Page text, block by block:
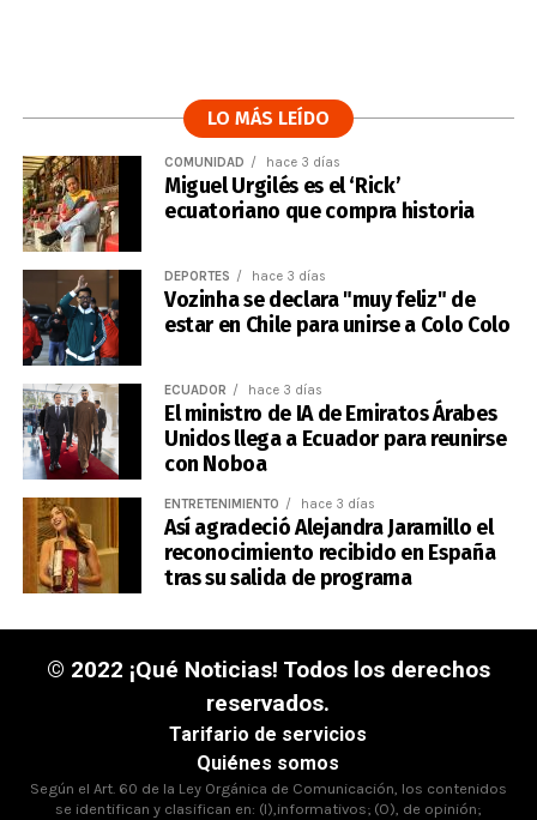
LO MÁS LEÍDO
COMUNIDAD hace 3 días
Miguel Urgilés es el ‘Rick’
ecuatoriano que compra historia
DEPORTES hace 3 días
Vozinha se declara "muy feliz" de
estar en Chile para unirse a Colo Colo
ECUADOR hace 3 días
El ministro de IA de Emiratos Árabes
Unidos llega a Ecuador para reunirse
con Noboa
ENTRETENIMIENTO hace 3 días
Así agradeció Alejandra Jaramillo el
reconocimiento recibido en España
tras su salida de programa
© 2022 ¡Qué Noticias! Todos los derechos
reservados.
Tarifario de servicios
Quiénes somos
Según el Art. 60 de la Ley Orgánica de Comunicación, los contenidos
se identifican y clasifican en: (I),informativos; (O), de opinión;